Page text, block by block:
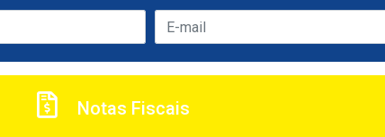
Notas Fiscais